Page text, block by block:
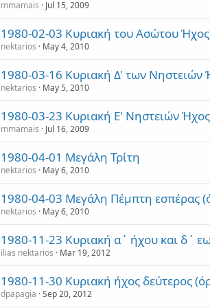
mmamais Jul 15, 2009
1980-02-03 Κυριακή του Ασώτου
nektarios May 4, 2010
1980-03-16 Κυριακή Δ' των Νηστειών
nektarios May 5, 2010
1980-03-23 Κυριακή Ε' Νηστειών
mmamais Jul 16, 2009
1980-04-01 Μεγάλη Τρίτη
nektarios May 6, 2010
1980-04-03 Μεγάλη Πέμπτη εσπέρας
nektarios May 6, 2010
1980-11-23 Κυριακή α΄ ήχου και δ΄
ilias nektarios Mar 19, 2012
1980-11-30 Κυριακή ήχος δεύτερος
dpapagia Sep 20, 2012